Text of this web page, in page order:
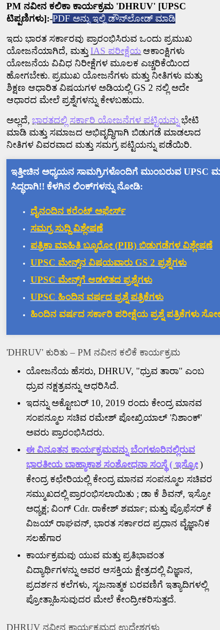
PM ನವೀನ ಕಲಿಕಾ ಕಾರ್ಯಕ್ರಮ 'DHRUV' [UPSC
ಟಿಪ್ಪಣಿಗಳು]:-PDF ಅನ್ನು ಇಲ್ಲಿ ಡೌನ್‌ಲೋಡ್ ಮಾಡಿ
ಇದು ಭಾರತ ಸರ್ಕಾರವು ಪ್ರಾರಂಭಿಸಿರುವ ಒಂದು ಪ್ರಮುಖ
ಯೋಜನೆಯಾಗಿದೆ, ಮತ್ತು IAS ಪರೀಕ್ಷೆಯ ಆಕಾಂಕ್ಷಿಗಳು
ಯೋಜನೆಯ ವಿವಿಧ ನಿರೀಕ್ಷೆಗಳ ಮೂಲಕ ಎಚ್ಚರಿಕೆಯಿಂದ
ಹೋಗಬೇಕು. ಪ್ರಮುಖ ಯೋಜನೆಗಳು ಮತ್ತು ನೀತಿಗಳು ಮತ್ತು
ಶಿಕ್ಷಣ ಆಧಾರಿತ ವಿಷಯಗಳ ಅಡಿಯಲ್ಲಿGS 2 ನಲ್ಲಿ ಅದೇ
ಆಧಾರದ ಮೇಲೆ ಪ್ರಶ್ನೆಗಳನ್ನು ಕೇಳಬಹುದು.
ಅಲ್ಲದೆ, ಭಾರತದಲ್ಲಿ ಸರ್ಕಾರಿ ಯೋಜನೆಗಳ ಪಟ್ಟಿಯನ್ನು ಭೇಟಿ
ಮಾಡಿ ಮತ್ತು ಸಮಾಜದ ಅಭಿವೃದ್ಧಿಗಾಗಿ ಬಿಡುಗಡೆ ಮಾಡಲಾದ
ನೀತಿಗಳ ವಿವರವಾದ ಮತ್ತು ಸಮಗ್ರ ಪಟ್ಟಿಯನ್ನು ಪಡೆಯಿರಿ.
ಇತ್ತೀಚಿನ ಅಧ್ಯಯನ ಸಾಮಗ್ರಿಗಳೊಂದಿಗೆ ಮುಂಬರುವ UPSC
ಸಿದ್ಧರಾಗಿ!! ಕೆಳಗಿನ ಲಿಂಕ್‌ಗಳನ್ನು ನೋಡಿ:
ದೈನಂದಿನ ಕರೆಂಟ್ ಅಫೇರ್ಸ್
ಸಮಗ್ರ ಸುದ್ದಿ ವಿಶ್ಲೇಷಣೆ
ಪತ್ರಿಕಾ ಮಾಹಿತಿ ಬ್ಯೂರೋ (PIB) ಬಿಡುಗಡೆಗಳ ವಿಶ್ಲೇಷಣೆ
UPSC ಮೇನ್ಸ್‌ನ ವಿಷಯವಾರು GS 2 ಪ್ರಶ್ನೆಗಳು
UPSC ಮೇನ್ಸ್‌ಗೆ ಆಡಳಿತದ ಪ್ರಶ್ನೆಗಳು
UPSC ಹಿಂದಿನ ವರ್ಷದ ಪ್ರಶ್ನೆ ಪತ್ರಿಕೆಗಳು
ಹಿಂದಿನ ವರ್ಷದ ಸರ್ಕಾರಿ ಪರೀಕ್ಷೆಯ ಪ್ರಶ್ನೆ ಪತ್ರಿಕೆಗಳು
'DHRUV' ಕುರಿತು– PM ನವೀನ ಕಲಿಕೆ ಕಾರ್ಯಕ್ರಮ
ಯೋಜನೆಯ ಹೆಸರು, DHRUV, "ಧ್ರುವ ತಾರಾ" ಎಂಬ
ಧ್ರುವ ನಕ್ಷತ್ರವನ್ನು ಆಧರಿಸಿದೆ.
ಇದನ್ನು ಅಕ್ಟೋಬರ್ 10, 2019 ರಂದು ಕೇಂದ್ರ ಮಾನವ
ಸಂಪನ್ಮೂಲ ಸಚಿವ ರಮೇಶ್ ಪೋಖ್ರಿಯಾಲ್'ನಿಶಾಂಕ್'
ಅವರು ಪ್ರಾರಂಭಿಸಿದರು.
ಈ ವಿನೂತನ ಕಾರ್ಯಕ್ರಮವನ್ನು ಬೆಂಗಳೂರಿನಲ್ಲಿರುವ
ಭಾರತೀಯ ಬಾಹ್ಯಾಕಾಶ ಸಂಶೋಧನಾ ಸಂಸ್ಥೆ ( ಇಸ್ರೋ)
ಕೇಂದ್ರ ಕಛೇರಿಯಲ್ಲಿ ಕೇಂದ್ರ ಮಾನವ ಸಂಪನ್ಮೂಲ ಸಚಿವರ
ಸಮ್ಮುಖದಲ್ಲಿ ಪ್ರಾರಂಭಿಸಲಾಯಿತು ; ಡಾ ಕೆ ಶಿವನ್,ಇಸ್ರೋ
ಅಧ್ಯಕ್ಷ; ವಿಂಗ್Cdr. ರಾಕೇಶ್ ಶರ್ಮಾ; ಮತ್ತು ಪ್ರೊಫೆಸರ್ ಕೆ
ವಿಜಯ್ ರಾಘವನ್,ಭಾರತ ಸರ್ಕಾರದ ಪ್ರಧಾನ ವೈಜ್ಞಾನಿಕ
ಸಲಹೆಗಾರ
ಕಾರ್ಯಕ್ರಮವು ಯುವ ಮತ್ತು ಪ್ರತಿಭಾವಂತ
ವಿದ್ಯಾರ್ಥಿಗಳನ್ನು ಅವರ ಆಸಕ್ತಿಯ ಕ್ಷೇತ್ರದಲ್ಲಿ ವಿಜ್ಞಾನ,
ಪ್ರದರ್ಶನ ಕಲೆಗಳು, ಸೃಜನಾತ್ಮಕ ಬರವಣಿಗೆ ಇತ್ಯಾದಿಗಳಲ್ಲಿ
ಪ್ರೋತ್ಸಾಹಿಸುವುದರ ಮೇಲೆ ಕೇಂದ್ರೀಕರಿಸುತ್ತದೆ.
DHRUV ನವೀನ ಕಾರ್ಯಕ್ರಮದ ಉದ್ದೇಶಗಳು